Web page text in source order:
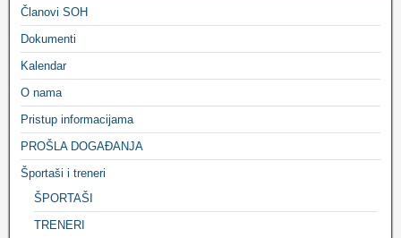
Članovi SOH
Dokumenti
Kalendar
O nama
Pristup informacijama
PROŠLA DOGAĐANJA
Športaši i treneri
ŠPORTAŠI
TRENERI